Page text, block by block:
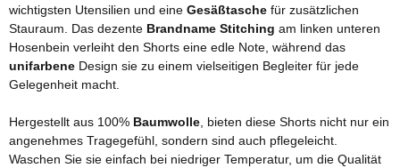
wichtigsten Utensilien und eine Gesäßtasche für zusätzlichen
Stauraum. Das dezente Brandname Stitching am linken unteren
Hosenbein verleiht den Shorts eine edle Note, während das
unifarbene Design sie zu einem vielseitigen Begleiter für jede
Gelegenheit macht.
Hergestellt aus 100% Baumwolle , bieten diese Shorts nicht nur ein
angenehmes Tragegefühl, sondern sind auch pflegeleicht.
Waschen Sie sie einfach bei niedriger Temperatur, um die Qualität